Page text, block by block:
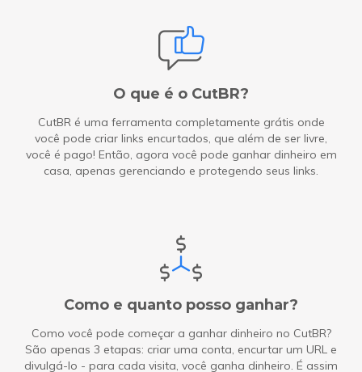
O que é o CutBR?
CutBR é uma ferramenta completamente grátis onde
você pode criar links encurtados, que além de ser livre,
você é pago! Então, agora você pode ganhar dinheiro em
casa, apenas gerenciando e protegendo seus links.
Como e quanto posso ganhar?
Como você pode começar a ganhar dinheiro no CutBR?
São apenas 3 etapas: criar uma conta, encurtar um URL e
divulgá-lo - para cada visita, você ganha dinheiro. É assim